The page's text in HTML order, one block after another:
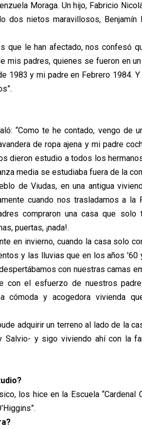
Moraga. Un hijo, Fabricio
dos nietos maravillosos, Benjamín
que le han afectado, nos confesó
mis padres, quienes se fueron en
1983 y mi padre en Febrero 1984. Y
“Como te he contado, vengo de
de ropa ajena y mi padre
dieron estudio a todos los
media se estudiaba fuera de la
de Viudas, en una antigua
cuando nos trasladamos a la
compraron una casa que solo
puertas, ¡nada!.
en invierno, cuando la casa solo
y las lluvias que en los años '60
con nuestras camas
con el esfuerzo de nuestros
cómoda y acogedora vivienda
adquirir un terreno al lado de la
Salvio- y sigo viviendo ahí con la
los hice en la Escuela “Cardenal